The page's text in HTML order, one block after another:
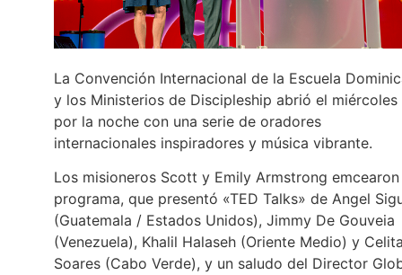
La Convención Internacional de la Escuela
y los Ministerios de Discipleship abrió el miércoles
por la noche con una serie de oradores
internacionales inspiradores y música vibrante.
Los misioneros Scott y Emily Armstrong
programa, que presentó «TED Talks» de Angel
(Guatemala / Estados Unidos), Jimmy De Gouveia
(Venezuela), Khalil Halaseh (Oriente Medio) y
Soares (Cabo Verde), y un saludo del Director